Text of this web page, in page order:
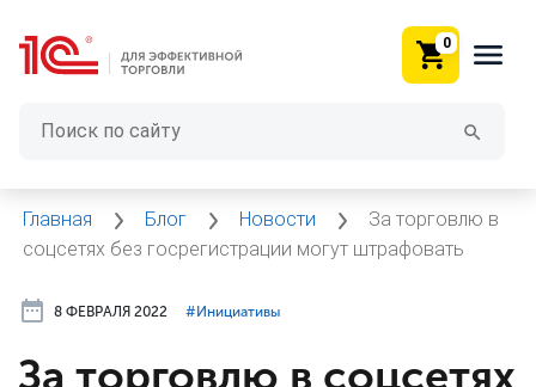
0
Главная Блог Новости
За торговлю в
соцсетях без госрегистрации могут штрафовать
8 ФЕВРАЛЯ 2022 #⁣Инициативы
За торговлю в соцсетях